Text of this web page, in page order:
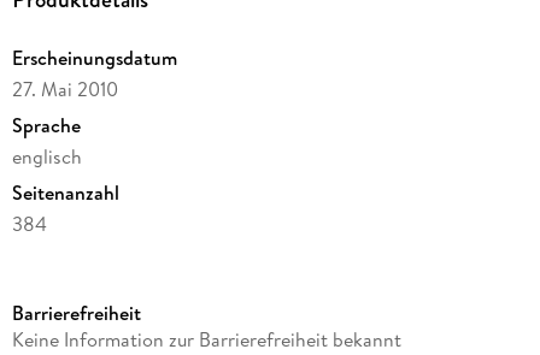
Erscheinungsdatum
27. Mai 2010
Sprache
englisch
Seitenanzahl
384
Autor/Autorin
Barrierefreiheit
Keine Information zur Barrierefreiheit bekannt